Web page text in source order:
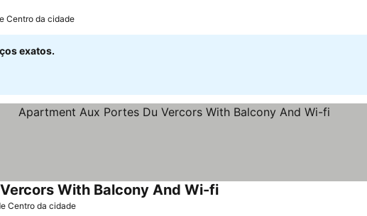
Centro da cidade
exatos.
With Balcony And Wi-fi
Centro da cidade